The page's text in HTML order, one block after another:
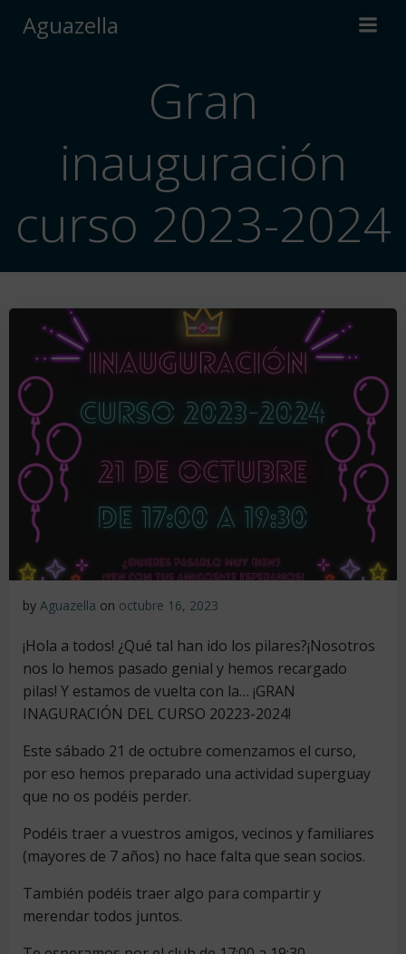
Aguazella
Gran
inauguración
curso 2023-2024
by Aguazella on octubre 16, 2023
¡Hola a todos! ¿Qué tal han ido los pilares?¡Nosotros
nos lo hemos pasado genial y hemos recargado
pilas! Y estamos de vuelta con la… ¡GRAN
INAGURACIÓN DEL CURSO 20223-2024!
Este sábado 21 de octubre comenzamos el curso,
por eso hemos preparado una actividad superguay
que no os podéis perder.
Podéis traer a vuestros amigos, vecinos y familiares
(mayores de 7 años) no hace falta que sean socios.
También podéis traer algo para compartir y
merendar todos juntos.